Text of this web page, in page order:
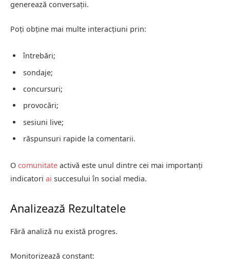
generează conversații.
Poți obține mai multe interacțiuni prin:
întrebări;
sondaje;
concursuri;
provocări;
sesiuni live;
răspunsuri rapide la comentarii.
O comunitate activă este unul dintre cei mai importanți
indicatori ai succesului în social media.
Analizează Rezultatele
Fără analiză nu există progres.
Monitorizează constant: